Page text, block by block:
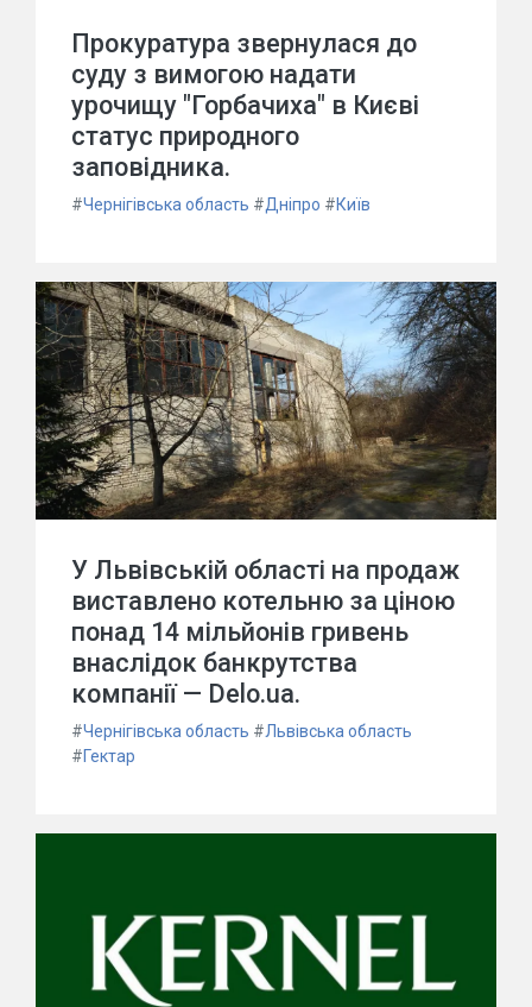
Прокуратура звернулася до
суду з вимогою надати
урочищу "Горбачиха" в Києві
статус природного
заповідника.
#Чернігівська область #Дніпро #Київ
У Львівській області на продаж
виставлено котельню за ціною
понад 14 мільйонів гривень
внаслідок банкрутства
компанії — Delo.ua.
#Чернігівська область #Львівська область
#Гектар